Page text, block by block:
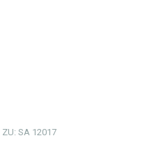
ZU: SA 12017